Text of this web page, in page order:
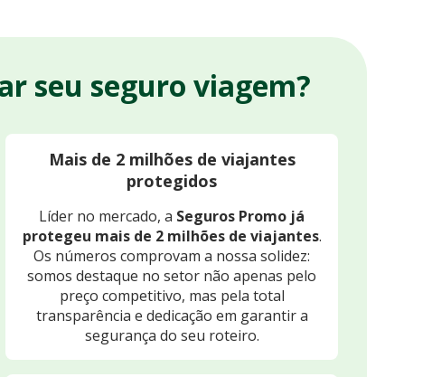
seu seguro viagem?
Mais de 2 milhões de viajantes
protegidos
Líder no mercado, a Seguros Promo já
protegeu mais de 2 milhões de viajantes.
Os números comprovam a nossa solidez:
somos destaque no setor não apenas pelo
preço competitivo, mas pela total
transparência e dedicação em garantir a
segurança do seu roteiro.